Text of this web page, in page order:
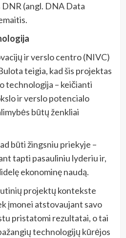
(angl. DNA Data
ir verslo centro (NIVC)
teigia, kad šis projektas
technologija – keičianti
ir verslo potencialo
būtų ženkliai
būti žingsniu priekyje –
tapti pasauliniu lyderiu ir,
ekonominę naudą.
projektų kontekste
įmonei atstovaujant savo
pristatomi rezultatai, o tai
technologijų kūrėjos